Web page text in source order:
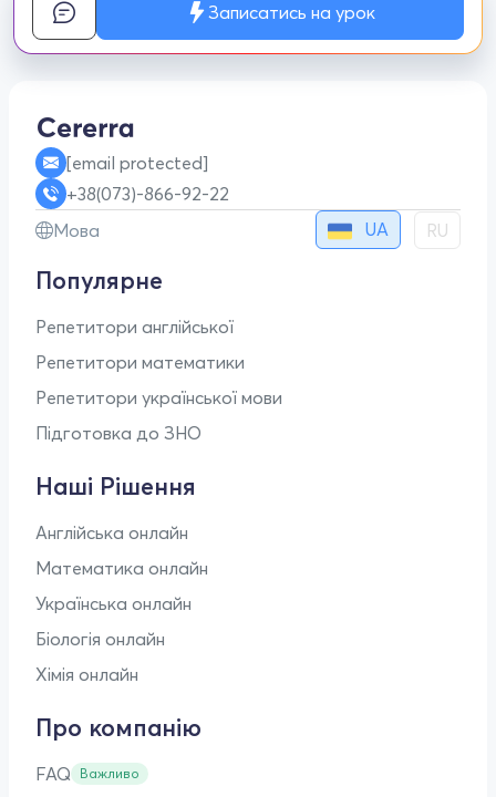
Записатись на урок
[email protected]
+38(073)-866-92-22
Мова
UA RU
Популярне
Репетитори англійської
Репетитори математики
Репетитори української мови
Підготовка до ЗНО
Наші Рішення
Англійська онлайн
Математика онлайн
Українська онлайн
Біологія онлайн
Хімія онлайн
Про компанію
FAQ Важливо